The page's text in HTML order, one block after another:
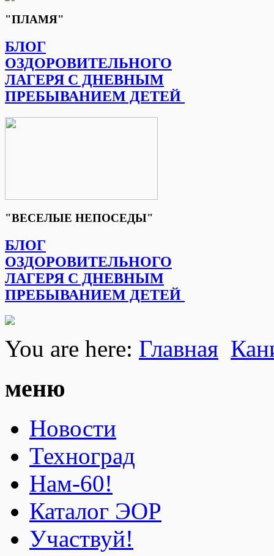
"ПЛАМЯ"
БЛОГ
ОЗДОРОВИТЕЛЬНОГО
ЛАГЕРЯ С ДНЕВНЫМ
ПРЕБЫВАНИЕМ ДЕТЕЙ
"ВЕСЕЛЫЕ НЕПОСЕДЫ"
БЛОГ
ОЗДОРОВИТЕЛЬНОГО
ЛАГЕРЯ С ДНЕВНЫМ
ПРЕБЫВАНИЕМ ДЕТЕЙ
You are here: Главная
меню
Новости
Техноград
Нам-60!
Каталог ЭОР
Участвуй!